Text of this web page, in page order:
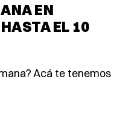
EN
EL 10
Acá te tenemos